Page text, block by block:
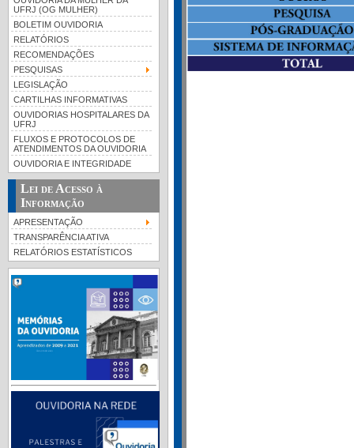
UFRJ (OG MULHER)
BOLETIM OUVIDORIA
RELATÓRIOS
RECOMENDAÇÕES
PESQUISAS
LEGISLAÇÃO
CARTILHAS INFORMATIVAS
OUVIDORIAS HOSPITALARES DA
UFRJ
FLUXOS E PROTOCOLOS DE
ATENDIMENTOS DA OUVIDORIA
OUVIDORIA E INTEGRIDADE
Lei de Acesso à
Informação
APRESENTAÇÃO
TRANSPARÊNCIA ATIVA
RELATÓRIOS ESTATÍSTICOS